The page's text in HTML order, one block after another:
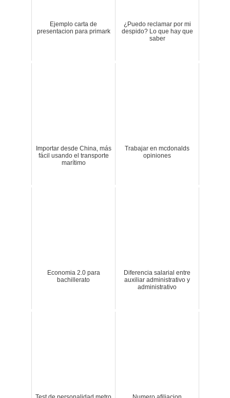
Ejemplo carta de
presentacion para primark
¿Puedo reclamar por mi
despido? Lo que hay que
saber
Importar desde China, más
fácil usando el transporte
marítimo
Trabajar en mcdonalds
opiniones
Economia 2.0 para
bachillerato
Diferencia salarial entre
auxiliar administrativo y
administrativo